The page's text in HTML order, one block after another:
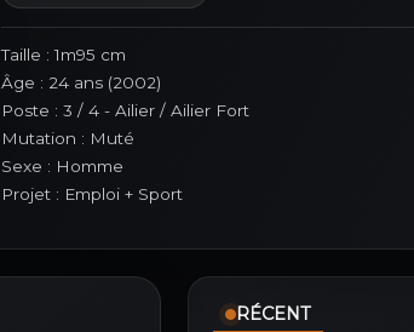
Taille : 1m95 cm
Âge : 24 ans (2002)
Poste : 3 / 4 - Ailier / Ailier Fort
Mutation : Muté
Sexe : Homme
Projet : Emploi + Sport
RÉCENT